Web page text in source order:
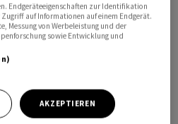
Endgeräteeigenschaften zur Identifikation
auf Informationen auf einem Endgerät.
Messung von Werbeleistung und der
sowie Entwicklung und
AKZEPTIEREN